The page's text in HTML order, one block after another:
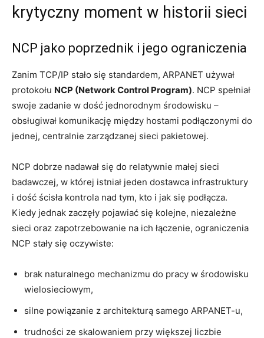
krytyczny moment w historii sieci
NCP jako poprzednik i jego ograniczenia
Zanim TCP/IP stało się standardem, ARPANET używał
protokołu NCP (Network Control Program). NCP spełniał
swoje zadanie w dość jednorodnym środowisku –
obsługiwał komunikację między hostami podłączonymi do
jednej, centralnie zarządzanej sieci pakietowej.
NCP dobrze nadawał się do relatywnie małej sieci
badawczej, w której istniał jeden dostawca infrastruktury
i dość ścisła kontrola nad tym, kto i jak się podłącza.
Kiedy jednak zaczęły pojawiać się kolejne, niezależne
sieci oraz zapotrzebowanie na ich łączenie, ograniczenia
NCP stały się oczywiste:
brak naturalnego mechanizmu do pracy w środowisku
wielosieciowym,
silne powiązanie z architekturą samego ARPANET-u,
trudności ze skalowaniem przy większej liczbie